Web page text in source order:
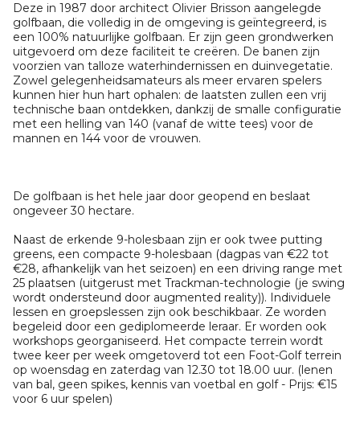
Deze in 1987 door architect Olivier Brisson aangelegde
golfbaan, die volledig in de omgeving is geïntegreerd, is
een 100% natuurlijke golfbaan. Er zijn geen grondwerken
uitgevoerd om deze faciliteit te creëren. De banen zijn
voorzien van talloze waterhindernissen en duinvegetatie.
Zowel gelegenheidsamateurs als meer ervaren spelers
kunnen hier hun hart ophalen: de laatsten zullen een vrij
technische baan ontdekken, dankzij de smalle configuratie
met een helling van 140 (vanaf de witte tees) voor de
mannen en 144 voor de vrouwen.
De golfbaan is het hele jaar door geopend en beslaat
ongeveer 30 hectare.
Naast de erkende 9-holesbaan zijn er ook twee putting
greens, een compacte 9-holesbaan (dagpas van €22 tot
€28, afhankelijk van het seizoen) en een driving range met
25 plaatsen (uitgerust met Trackman-technologie (je swing
wordt ondersteund door augmented reality)). Individuele
lessen en groepslessen zijn ook beschikbaar. Ze worden
begeleid door een gediplomeerde leraar. Er worden ook
workshops georganiseerd. Het compacte terrein wordt
twee keer per week omgetoverd tot een Foot-Golf terrein
op woensdag en zaterdag van 12.30 tot 18.00 uur. (lenen
van bal, geen spikes, kennis van voetbal en golf - Prijs: €15
voor 6 uur spelen)